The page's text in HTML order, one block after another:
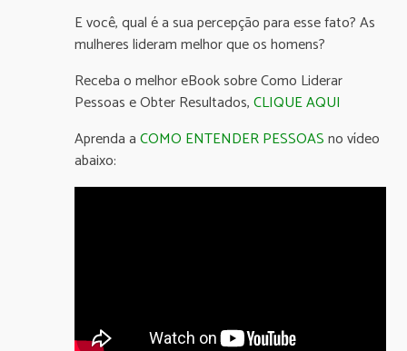
E você, qual é a sua percepção para esse fato? As
mulheres lideram melhor que os homens?
Receba o melhor eBook sobre Como Liderar
Pessoas e Obter Resultados,CLIQUE AQUI
Aprenda aCOMO ENTENDER PESSOASno vídeo
abaixo: